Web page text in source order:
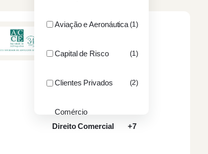
Aviação e Aeronáutica (1)
Capital de Risco (1)
Clientes Privados (2)
Comércio
Internacional
ACCE SOCIEDADE DE
PORTO
Contratação Pública
Direito Comercial
+7